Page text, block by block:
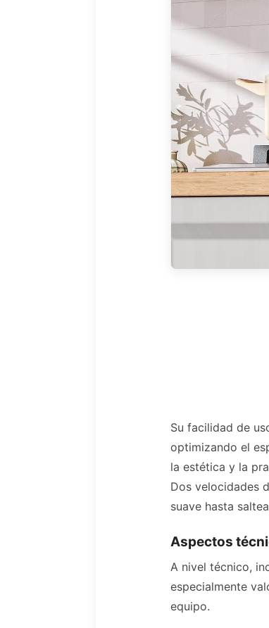
Su facilidad de
optimizando el
la estética y la
Dos velocidades
suave hasta
Aspectos
A nivel técnico,
especialmente
equipo.